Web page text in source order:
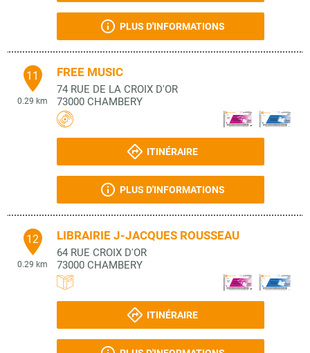
PLUS D'INFORMATIONS
11
0.29 km
FREE MUSIC
74 RUE DE LA CROIX D'OR
73000 CHAMBERY
ITINÉRAIRE
PLUS D'INFORMATIONS
12
0.29 km
LIBRAIRIE J-JACQUES ROUSSEAU
64 RUE CROIX D'OR
73000 CHAMBERY
ITINÉRAIRE